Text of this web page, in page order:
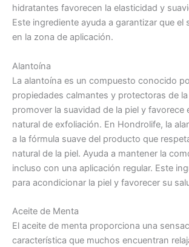
hidratantes favorecen la elasticidad y
Este ingrediente ayuda a garantizar que el
en la zona de aplicación.
Alantoína
La alantoína es un compuesto conocido
propiedades calmantes y protectoras de la
promover la suavidad de la piel y favorece
natural de exfoliación. En Hondrolife, la
a la fórmula suave del producto que
natural de la piel. Ayuda a mantener la
incluso con una aplicación regular. Este
para acondicionar la piel y favorecer su
Aceite de Menta
El aceite de menta proporciona una
característica que muchos encuentran